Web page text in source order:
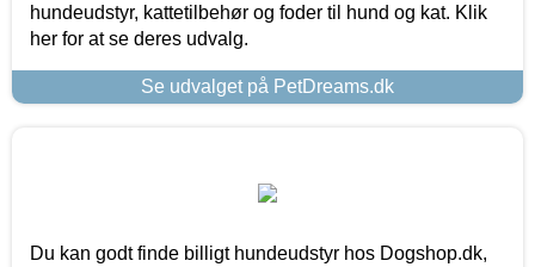
hundeudstyr, kattetilbehør og foder til hund og kat. Klik
her for at se deres udvalg.
Se udvalget på PetDreams.dk
Du kan godt finde billigt hundeudstyr hos Dogshop.dk,